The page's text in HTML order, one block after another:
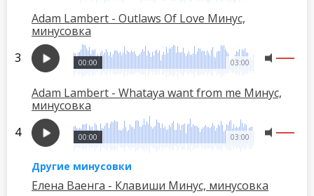
Adam Lambert - Outlaws Of Love Минус,
минусовка
03:00
00:00
Adam Lambert - Whataya want from me Минус,
минусовка
03:00
00:00
Другие минусовки
Елена Ваенга - Клавиши Минус, минусовка